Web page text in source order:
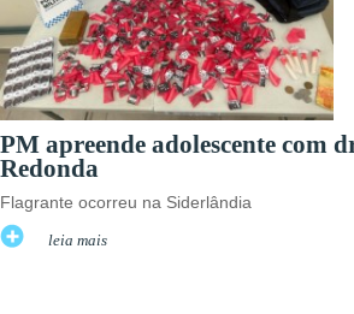
PM apreende adolescente com
Redonda
Flagrante ocorreu na Siderlândia
leia mais